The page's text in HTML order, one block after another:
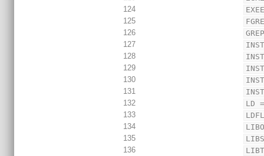
124
125
126
127
128
129
130
131
132
LD =
133
134
135
136